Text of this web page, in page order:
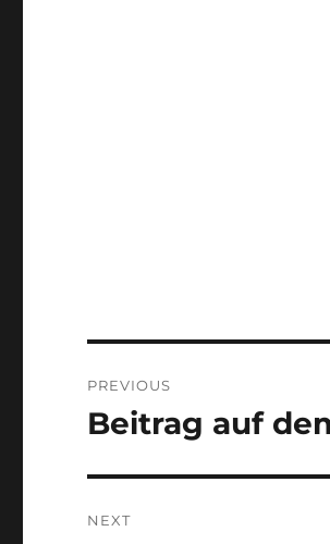
navigation
PREVIOUS
Previous
Beitrag auf
NEXT